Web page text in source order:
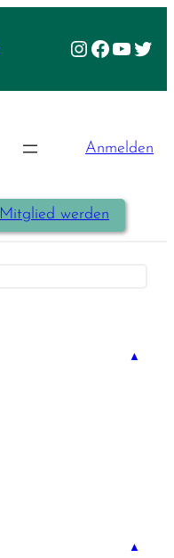
Instagram
Facebook
Anmelden
Mitglied werden
▲
▲